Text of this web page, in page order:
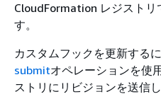
CloudFormation レジストリ
す。
カスタムフックを更新する
submitオペレーションを使
ストリにリビジョンを送信し